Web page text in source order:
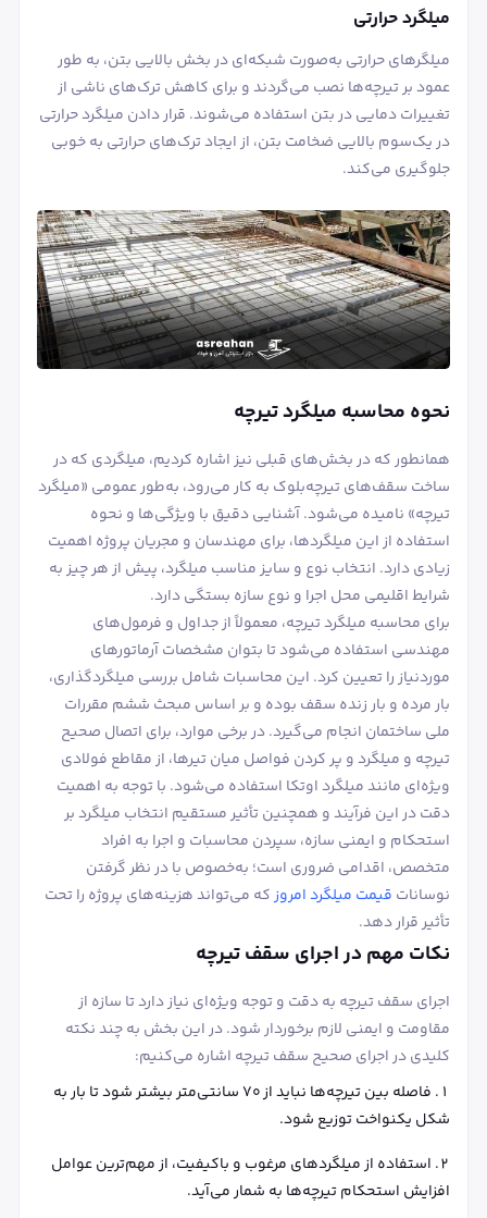
میلگرد حرارتی
میلگرهای حرارتی به‌صورت شبکه‌ای در بخش بالایی بتن، به طور
عمود بر تیرچه‌ها نصب می‌گردند و برای کاهش ترک‌های ناشی از
تغییرات دمایی در بتن استفاده می‌شوند. قرار دادن میلگرد حرارتی
در یک‌سوم بالایی ضخامت بتن، از ایجاد ترک‌های حرارتی به خوبی
جلوگیری می‌کند.
نحوه محاسبه میلگرد تیرچه
همانطور که در بخش‌های قبلی نیز اشاره کردیم، میلگردی که در
ساخت سقف‌های تیرچه‌بلوک به کار می‌رود، به‌طور عمومی «میلگرد
تیرچه» نامیده می‌شود. آشنایی دقیق با ویژگی‌ها و نحوه
استفاده از این میلگردها، برای مهندسان و مجریان پروژه اهمیت
زیادی دارد. انتخاب نوع و سایز مناسب میلگرد، پیش از هر چیز به
شرایط اقلیمی محل اجرا و نوع سازه بستگی دارد.
برای محاسبه میلگرد تیرچه، معمولاً از جداول و فرمول‌های
مهندسی استفاده می‌شود تا بتوان مشخصات آرماتورهای
موردنیاز را تعیین کرد. این محاسبات شامل بررسی میلگردگذاری،
بار مرده و بار زنده سقف بوده و بر اساس مبحث ششم مقررات
ملی ساختمان انجام می‌گیرد. در برخی موارد، برای اتصال صحیح
تیرچه و میلگرد و پر کردن فواصل میان تیرها، از مقاطع فولادی
ویژه‌ای مانند میلگرد اوتکا استفاده می‌شود. با توجه به اهمیت
دقت در این فرآیند و همچنین تأثیر مستقیم انتخاب میلگرد بر
استحکام و ایمنی سازه، سپردن محاسبات و اجرا به افراد
متخصص، اقدامی ضروری است؛ به‌خصوص با در نظر گرفتن
نوسانات قیمت میلگرد امروزکه می‌تواند هزینه‌های پروژه را تحت
تأثیر قرار دهد.
نکات مهم در اجرای سقف تیرچه
اجرای سقف تیرچه به دقت و توجه ویژه‌ای نیاز دارد تا سازه از
مقاومت و ایمنی لازم برخوردار شود. در این بخش به چند نکته
کلیدی در اجرای صحیح سقف تیرچه اشاره می‌کنیم:
فاصله بین تیرچه‌ها نباید از ۷۰ سانتی‌متر بیشتر شود تا بار به
شکل یکنواخت توزیع شود.
استفاده از میلگردهای مرغوب و باکیفیت، از مهم‌ترین عوامل
افزایش استحکام تیرچه‌ها به شمار می‌آید.